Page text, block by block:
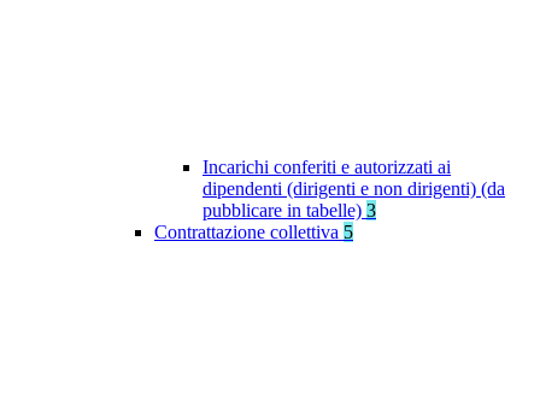
Incarichi conferiti e autorizzati ai
dipendenti (dirigenti e non dirigenti) (da
pubblicare in tabelle) 3
Contrattazione collettiva 5